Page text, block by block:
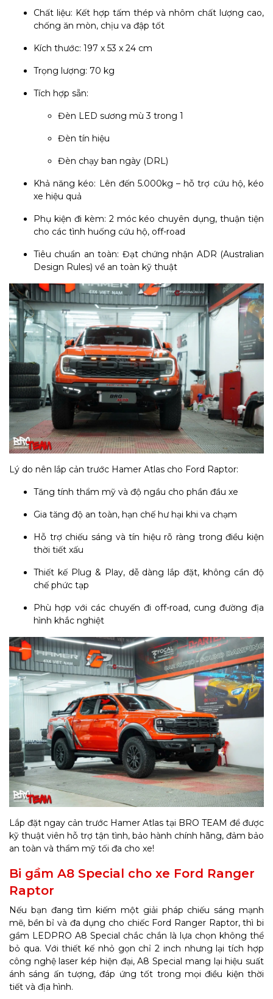
Chất liệu: Kết hợp tấm thép và nhôm chất lượng cao,
chống ăn mòn, chịu va đập tốt
Kích thước: 197 x 53 x 24 cm
Trọng lượng: 70 kg
Tích hợp sẵn:
Đèn LED sương mù 3 trong 1
Đèn tín hiệu
Đèn chạy ban ngày (DRL)
Khả năng kéo: Lên đến 5.000kg – hỗ trợ cứu hộ, kéo
xe hiệu quả
Phụ kiện đi kèm: 2 móc kéo chuyên dụng, thuận tiện
cho các tình huống cứu hộ, off-road
Tiêu chuẩn an toàn: Đạt chứng nhận ADR (Australian
Design Rules) về an toàn kỹ thuật
Lý do nên lắp cản trước Hamer Atlas cho Ford Raptor:
Tăng tính thẩm mỹ và độ ngầu cho phần đầu xe
Gia tăng độ an toàn, hạn chế hư hại khi va chạm
Hỗ trợ chiếu sáng và tín hiệu rõ ràng trong điều kiện
thời tiết xấu
Thiết kế Plug & Play, dễ dàng lắp đặt, không cần độ
chế phức tạp
Phù hợp với các chuyến đi off-road, cung đường địa
hình khắc nghiệt
Lắp đặt ngay cản trước Hamer Atlas tại BRO TEAM để được
kỹ thuật viên hỗ trợ tận tình, bảo hành chính hãng, đảm bảo
an toàn và thẩm mỹ tối đa cho xe!
Bi gầm A8 Special cho xe Ford Ranger
Raptor
Nếu bạn đang tìm kiếm một giải pháp chiếu sáng mạnh
mẽ, bền bỉ và đa dụng cho chiếc Ford Ranger Raptor, thì bi
gầm LEDPRO A8 Special chắc chắn là lựa chọn không thể
bỏ qua. Với thiết kế nhỏ gọn chỉ 2 inch nhưng lại tích hợp
công nghệ laser kép hiện đại, A8 Special mang lại hiệu suất
ánh sáng ấn tượng, đáp ứng tốt trong mọi điều kiện thời
tiết và địa hình.